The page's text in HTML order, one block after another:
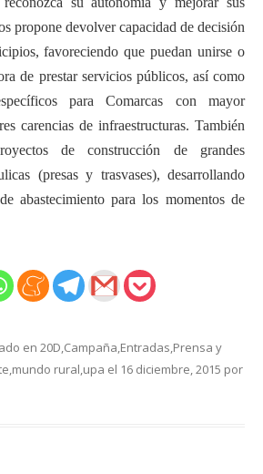
propone devolver capacidad de decisión
favoreciendo que puedan unirse o
de prestar servicios públicos, así como
para Comarcas con mayor
carencias de infraestructuras. También
de construcción de grandes
(presas y trasvases), desarrollando
abastecimiento para los momentos de
en 20D,Campaña,Entradas,Prensa y
,mundo rural,upa el 16 diciembre, 2015 por